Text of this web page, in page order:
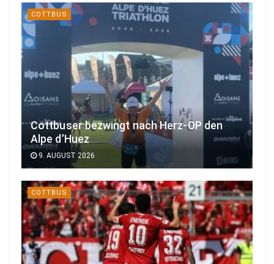
COTTBUS
Cottbuser bezwingt nach Herz-OP den
Alpe d’Huez
9. AUGUST 2026
COTTBUS